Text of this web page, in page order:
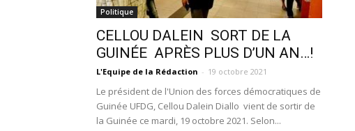
Politique
CELLOU DALEIN SORT DE LA
GUINÉE APRÈS PLUS D’UN AN…!
L'Equipe de la Rédaction - 19 octobre 2021
Le président de l'Union des forces démocratiques de
Guinée UFDG, Cellou Dalein Diallo vient de sortir de
la Guinée ce mardi, 19 octobre 2021. Selon...